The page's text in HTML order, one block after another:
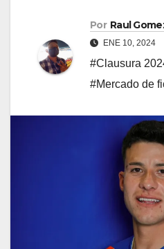
Por Raul
ENE 10, 2024
#Clausura
#Mercado de